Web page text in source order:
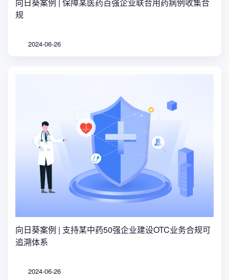
向日葵案例 | 保障某医药百强企业联合用药病例收集合
规
2024-06-26
向日葵案例 | 支持某中药50强企业建设OTC业务合规可
追溯体系
2024-06-26